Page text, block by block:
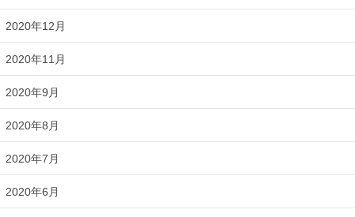
2020年12月
2020年11月
2020年9月
2020年8月
2020年7月
2020年6月